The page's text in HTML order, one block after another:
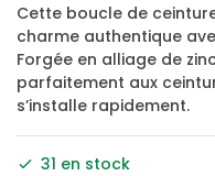
Cette boucle de
charme authentique
Forgée en alliage de
parfaitement aux
s’installe rapidement.
31 en stock